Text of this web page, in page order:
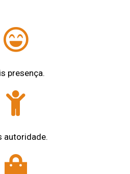
presença.
autoridade.